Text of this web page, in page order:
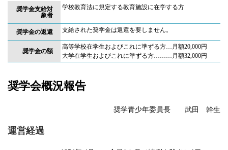
奨学金支給対
象者
学校教育法に規定する教育施設に在学する方
奨学金の返還 支給された奨学金は返還を要しません。
奨学金の額
高等学校在学生およびこれに準ずる方…月額20,000円
大学在学生およびこれに準ずる方………月額32,000円
奨学会概況報告
奨学青少年委員長 武田 幹生
運営経過